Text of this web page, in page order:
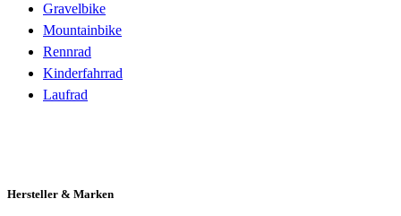
Gravelbike
Mountainbike
Rennrad
Kinderfahrrad
Laufrad
Hersteller & Marken